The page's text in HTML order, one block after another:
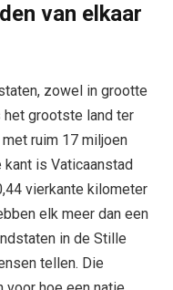
van elkaar
zowel in grootte
het grootste land ter
ruim 17 miljoen
is Vaticaanstad
vierkante kilometer
elk meer dan een
in de Stille
tellen. Die